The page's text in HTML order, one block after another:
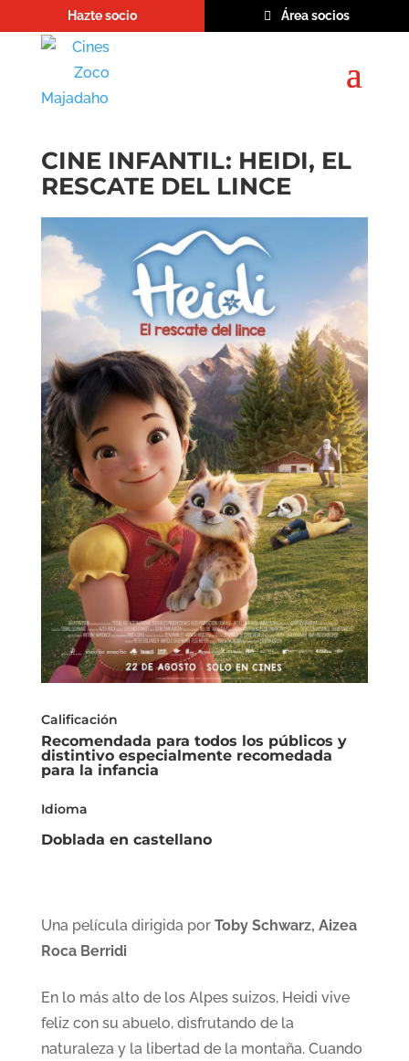
Hazte socio Área socios
CINE INFANTIL: HEIDI, EL
RESCATE DEL LINCE
Calificación
Recomendada para todos los públicos y
distintivo especialmente recomedada
para la infancia
Idioma
Doblada en castellano
Una película dirigida por Toby Schwarz, Aizea
Roca Berridi
En lo más alto de los Alpes suizos, Heidi vive
feliz con su abuelo, disfrutando de la
naturaleza y la libertad de la montaña. Cuando